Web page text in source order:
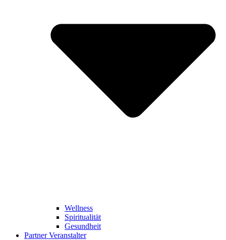
Wellness
Spiritualität
Gesundheit
Partner Veranstalter